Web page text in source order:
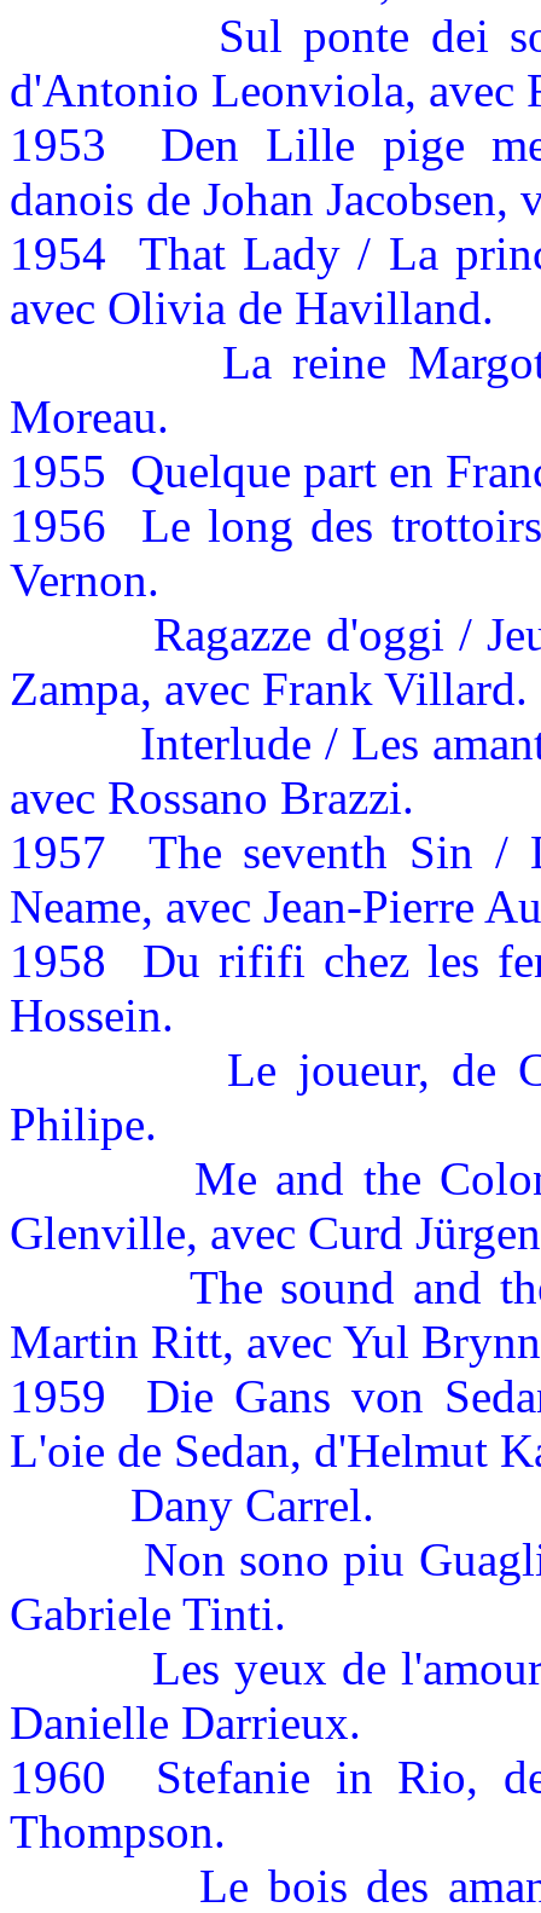
Sul ponte dei
d'Antonio Leonviola, avec
1953
Den Lille pige
danois de Johan Jacobsen,
1954
That Lady / La
avec Olivia de Havilland.
La reine
Moreau.
1955 Quelque part en
1956
Le long des
Vernon.
Ragazze d'oggi /
Zampa, avec Frank Villard.
Interlude / Les
avec Rossano Brazzi.
1957
The seventh Sin /
Neame, avec Jean-Pierre
1958
Du rififi chez les
Hossein.
Le joueur, de
Philipe.
Me and the
Glenville, avec Curd
The sound and
Martin Ritt, avec Yul
1959
Die Gans von
L'oie de Sedan, d'Helmut
Dany Carrel.
Non sono piu
Gabriele Tinti.
Les yeux de
Danielle Darrieux.
1960
Stefanie in Rio,
Thompson.
Le bois des